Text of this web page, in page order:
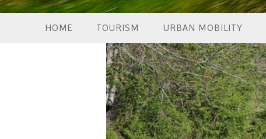
HOME TOURISM URBAN MOBILITY